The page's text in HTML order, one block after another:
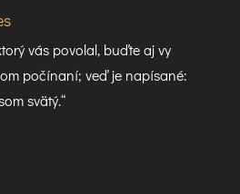
vás povolal, buďte aj vy
počínaní; veď je napísané:
svätý.“